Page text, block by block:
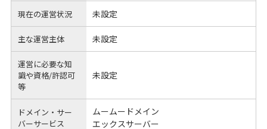
現在の運営状況 未設定
主な運営主体 未設定
運営に必要な知
識や資格/許認可
等
未設定
ドメイン・サー
バーサービス
ムームードメイン
エックスサーバー